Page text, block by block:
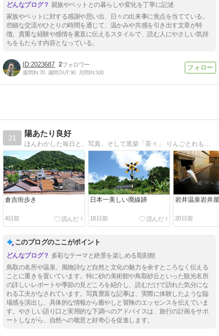
親族やペットとの暮らしや変化を丁寧に記述
家族やペットに対する感謝や思い出、日々の出来事に焦点を当てている。
些細な交流やひとりの時間を通じて、温かみや共感を引き出す文章が特
徴。貴重な経験や感情を素直に伝えるスタイルで、読む人にやさしい気持
ちをもたらす内容となっている。
2023687 2
週間IN:70 週間OUT:90 月間IN:300
21
陽あたり良好
倉吉街歩き
4日前
日本一美しい廃線跡
16日前
岩井温泉岩井屋
20日前
このブログのここがポイント
多彩なテーマと絶景を楽しめる彫刻館
鳥取の名所や温泉、風物詩など自然と文化の魅力を余すところなく伝える
ことに重きを置いています。特に砂の美術館や鳥取砂丘といった観光名所
の詳しいレポートや季節の見どころを紹介し、読むだけで訪れた気分にな
れる工夫がなされています。写真豊富な記事は、実際に体験したような臨
場感を演出し、具体的な情報から癒やしと冒険のエッセンスを伝えていま
す。やさしい語り口と実用的な下調べのアドバイスは、旅行の計画をサポ
ートしながら、自然への敬意と好奇心を促進します。